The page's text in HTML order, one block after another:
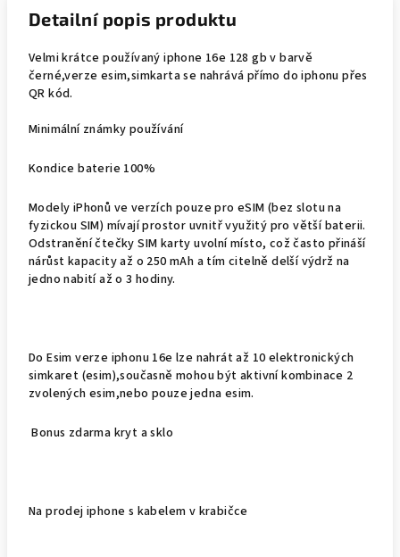
Detailní popis produktu
Velmi krátce používaný iphone 16e 128 gb v barvě
černé,verze esim,simkarta se nahrává přímo do iphonu přes
QR kód.
Minimální známky používání
Kondice baterie 100%
Modely iPhonů ve verzích pouze pro eSIM (bez slotu na
fyzickou SIM) mívají prostor uvnitř využitý provětší baterii.
Odstranění čtečky SIM karty uvolní místo, což často přináší
nárůst kapacity až o 250 mAh a tím citelně delší výdrž na
jedno nabití až o 3 hodiny.
Do Esim verze iphonu 16e lze nahrát až 10 elektronických
simkaret (esim),současně mohou být aktivní kombinace 2
zvolených esim,nebo pouze jedna esim.
Bonus zdarma kryt a sklo
Na prodej iphone s kabelem v krabičce